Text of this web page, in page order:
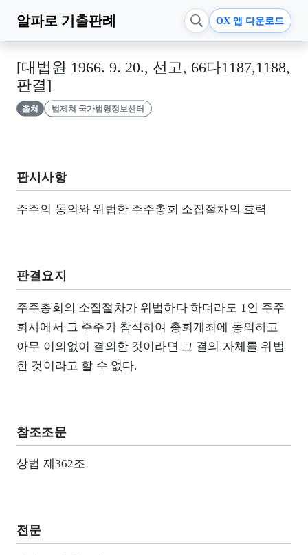
알파로 기출판례 OX 앱 다운로드
[대법원 1966. 9. 20., 선고, 66다1187,1188,
판결]
출처 법제처 국가법령정보센터
판시사항
주주의 동의와 위법한 주주총회 소집절차의 효력
판결요지
주주총회의 소집절차가 위법하다 하더라도 1인 주주
회사에서 그 주주가 참석하여 총회개최에 동의하고
아무 이의없이 결의한 것이라면 그 결의 자체를 위법
한 것이라고 할 수 없다.
참조조문
상법 제362조
전문